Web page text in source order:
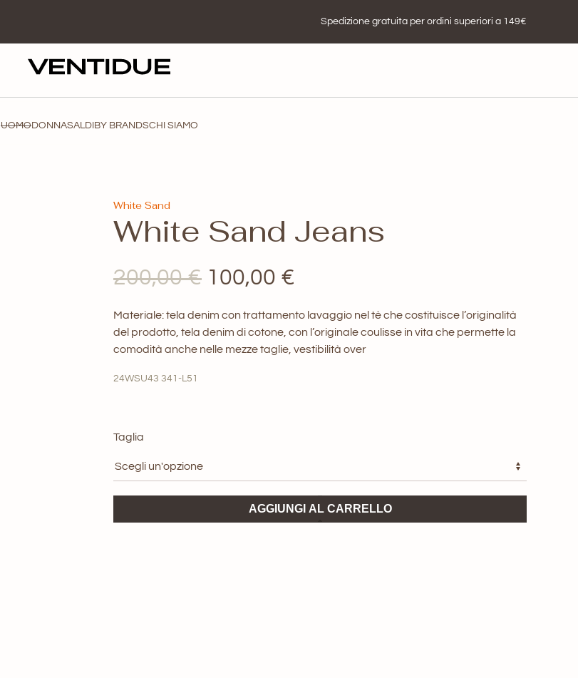
Spedizione gratuita per ordini superiori a 149€
UOMODONNASALDI BY BRANDSCHI SIAMO
White Sand
White Sand Jeans
200,00€ Il
prezzo
originale
100,00 €
prezzo
attuale
Materiale: tela denim con trattamento lavaggio nel tè che costituisce l’originalità
del prodotto, tela denim di cotone, con l’originale coulisse in vita che permette la
comodità anche nelle mezze taglie, vestibilità over
24WSU43 341-L51
Taglia
Sand
AGGIUNGI AL CARRELLO